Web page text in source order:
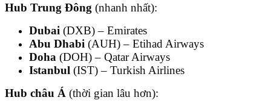
Hub Trung Đông (nhanh nhất):
Dubai (DXB) – Emirates
Abu Dhabi (AUH) – Etihad Airways
Doha (DOH) – Qatar Airways
Istanbul (IST) – Turkish Airlines
Hub châu Á (thời gian lâu hơn):